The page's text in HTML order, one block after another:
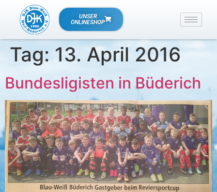
UNSER
ONLINESHOP
Tag: 13. April 2016
Bundesligisten in Büderich